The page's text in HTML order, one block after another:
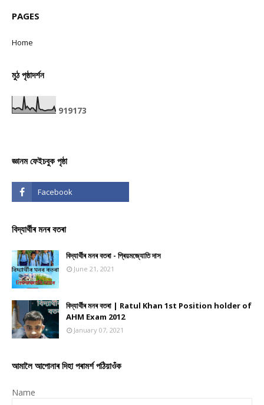
PAGES
Home
মুঠ পৃষ্ঠাদৰ্শন
919173
জ্ঞানম ফেইচবুক পৃষ্ঠা
বিদ্যাৰ্থীৰ মনৰ বতৰা
বিদ্যাৰ্থীৰ মনৰ বতৰা - প্ৰিয়মজ্যোতি দাস
June 21, 2021
বিদ্যাৰ্থীৰ মনৰ বতৰা | Ratul Khan 1st Position holder of
AHM Exam 2012
January 07, 2021
আমালৈ আপোনাৰ দিহা পৰামৰ্শ পঠিয়াওঁক
Name